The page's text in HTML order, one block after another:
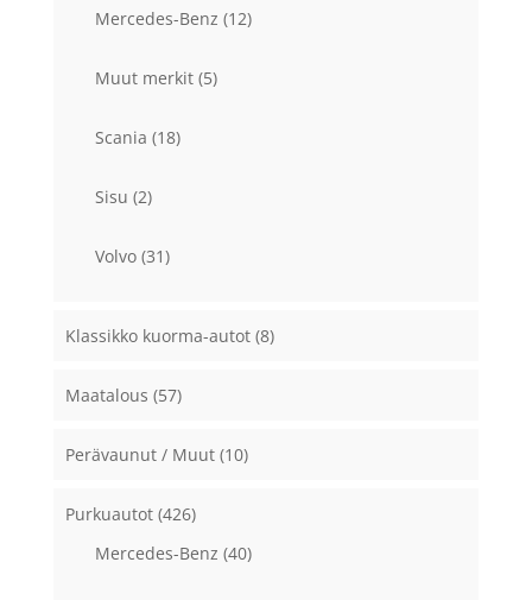
Mercedes-Benz (12)
Muut merkit (5)
Scania (18)
Sisu (2)
Volvo (31)
Klassikko kuorma-autot (8)
Maatalous (57)
Perävaunut / Muut (10)
Purkuautot (426)
Mercedes-Benz (40)